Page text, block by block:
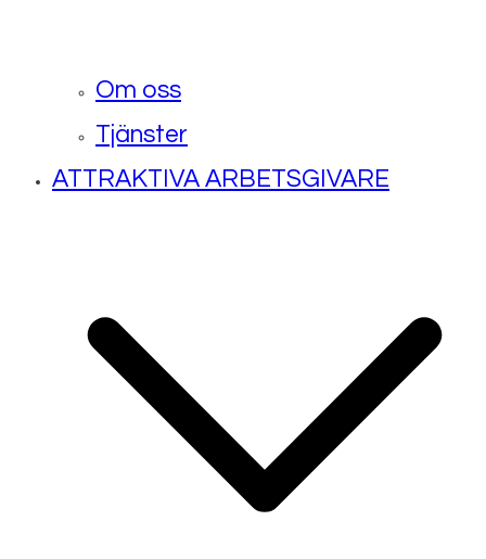
Om oss
Tjänster
ATTRAKTIVA ARBETSGIVARE